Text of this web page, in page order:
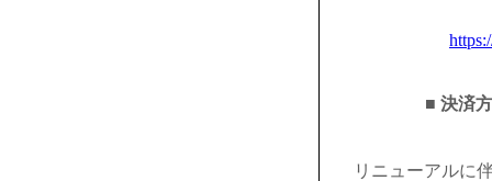
■ 決済
リニューアルに